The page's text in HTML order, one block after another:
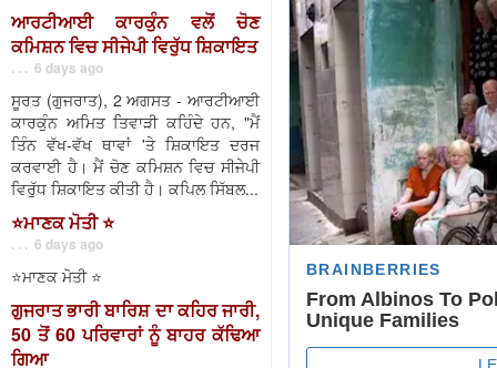
ਆਰਟੀਆਈ ਕਾਰਕੁੰਨ ਵਲੋਂ ਚੋਣ
ਕਮਿਸ਼ਨ ਵਿਚ ਸੀਜੇਪੀ ਵਿਰੁੱਧ ਸ਼ਿਕਾਇਤ
. . . 6 days ago
ਸੂਰਤ (ਗੁਜਰਾਤ), 2 ਅਗਸਤ - ਆਰਟੀਆਈ
ਕਾਰਕੁੰਨ ਅਮਿਤ ਤਿਵਾੜੀ ਕਹਿੰਦੇ ਹਨ, "ਮੈਂ
ਤਿੰਨ ਵੱਖ-ਵੱਖ ਥਾਵਾਂ 'ਤੇ ਸ਼ਿਕਾਇਤ ਦਰਜ
ਕਰਵਾਈ ਹੈ। ਮੈਂ ਚੋਣ ਕਮਿਸ਼ਨ ਵਿਚ ਸੀਜੇਪੀ
ਵਿਰੁੱਧ ਸ਼ਿਕਾਇਤ ਕੀਤੀ ਹੈ। ਕਪਿਲ ਸਿੱਬਲ...
⭐️ਮਾਣਕ ਮੋਤੀ ⭐️
. . . 6 days ago
⭐️ਮਾਣਕ ਮੋਤੀ ⭐️
ਗੁਜਰਾਤ ਭਾਰੀ ਬਾਰਿਸ਼ ਦਾ ਕਹਿਰ ਜਾਰੀ,
50 ਤੋਂ 60 ਪਰਿਵਾਰਾਂ ਨੂੰ ਬਾਹਰ ਕੱਢਿਆ
ਗਿਆ